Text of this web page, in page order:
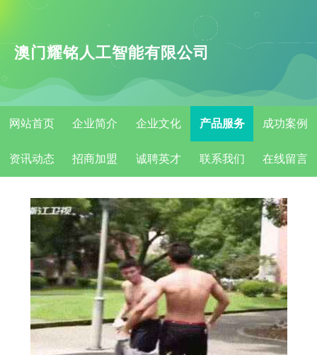
澳门耀铭人工智能有限公司
网站首页 企业简介 企业文化 产品服务 成功案例
资讯动态 招商加盟 诚聘英才 联系我们 在线留言